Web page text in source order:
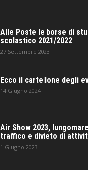
Alle Poste le borse di
scolastico 2021/2022
27 Settembre 2023
Ecco il cartellone degli
14 Giugno 2024
Air Show 2023,
traffico e divieto di
1 Giugno 2023